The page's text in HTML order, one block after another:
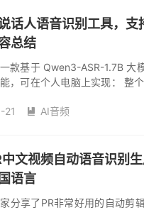
话人语音识别工具，
总结
款基于 Qwen3-ASR-1.7B 大
，可在个人电脑上实现： 整
21  AI音频
文视频自动语音识别
语言
家分享了PR非常好用的自动剪